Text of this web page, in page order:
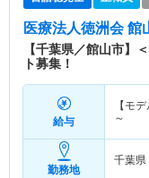
医療法人徳洲会 館
【千葉県／館山市】
ト募集！
給与
【モ
～
勤務地
千葉県